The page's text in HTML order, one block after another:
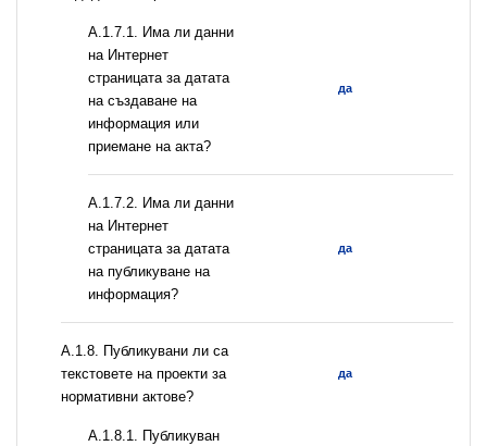
A.1.7.1. Има ли данни
на Интернет
страницата за датата
на създаване на
информация или
приемане на акта?
да
A.1.7.2. Има ли данни
на Интернет
страницата за датата
на публикуване на
информация?
да
А.1.8. Публикувани ли са
текстовете на проекти за
нормативни актове?
да
А.1.8.1. Публикуван